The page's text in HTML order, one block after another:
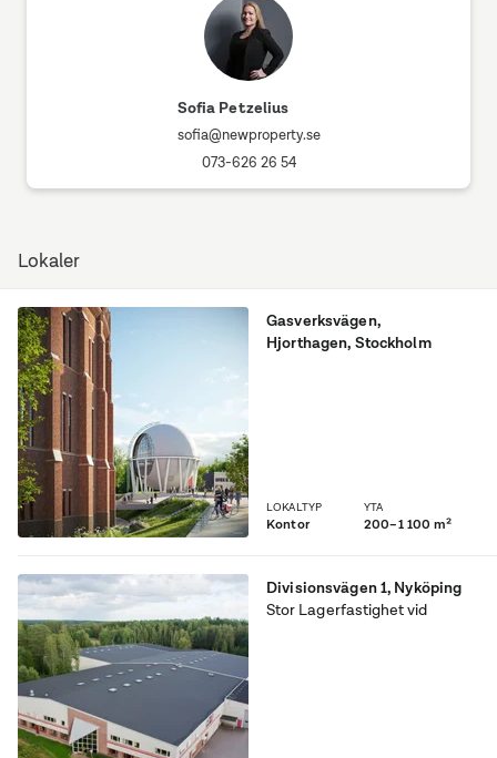
Sofia Petzelius
sofia@newproperty.se
073-626 26 54
Lokaler
Gasverksvägen,
Hjorthagen, Stockholm
LOKALTYP
Kontor
YTA
200–1 100 m²
Divisionsvägen 1, Nyköping
Stor Lagerfastighet vid